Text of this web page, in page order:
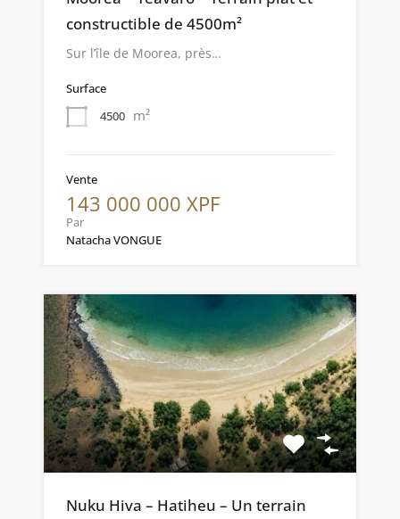
constructible de 4500m²
Sur l’île de Moorea, près…
Surface
4500 m²
Vente
143 000 000 XPF
Par
Natacha VONGUE
Nuku Hiva – Hatiheu – Un terrain